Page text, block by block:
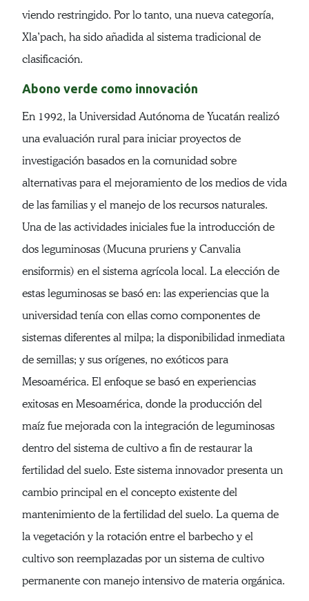
viendo restringido. Por lo tanto, una nueva categoría,
Xla’pach, ha sido añadida al sistema tradicional de
clasificación.
Abono verde como innovación
En 1992, la Universidad Autónoma de Yucatán realizó
una evaluación rural para iniciar proyectos de
investigación basados en la comunidad sobre
alternativas para el mejoramiento de los medios de vida
de las familias y el manejo de los recursos naturales.
Una de las actividades iniciales fue la introducción de
dos leguminosas (Mucuna pruriens y Canvalia
ensiformis) en el sistema agrícola local. La elección de
estas leguminosas se basó en: las experiencias que la
universidad tenía con ellas como componentes de
sistemas diferentes al milpa; la disponibilidad inmediata
de semillas; y sus orígenes, no exóticos para
Mesoamérica. El enfoque se basó en experiencias
exitosas en Mesoamérica, donde la producción del
maíz fue mejorada con la integración de leguminosas
dentro del sistema de cultivo a fin de restaurar la
fertilidad del suelo. Este sistema innovador presenta un
cambio principal en el concepto existente del
mantenimiento de la fertilidad del suelo. La quema de
la vegetación y la rotación entre el barbecho y el
cultivo son reemplazadas por un sistema de cultivo
permanente con manejo intensivo de materia orgánica.